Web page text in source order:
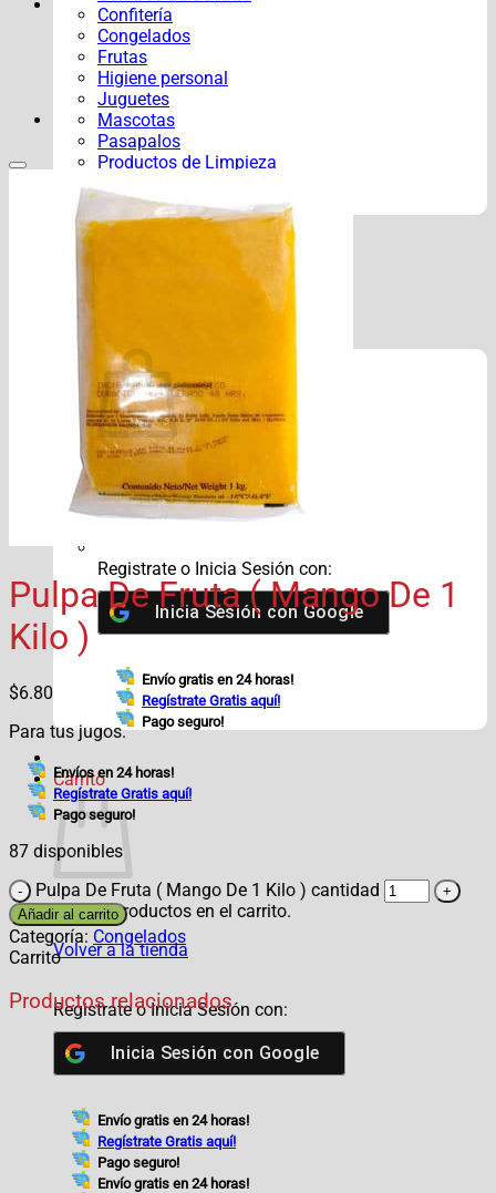
Confitería
Congelados
Frutas
Higiene personal
Juguetes
Mascotas
Pasapalos
Productos de Limpieza
Víveres
Búsqueda de productos
No hay productos en el carrito.
Volver a la tienda
Registrate o Inicia Sesión con:
Inicia Sesión con Google
Envío gratis en 24 horas!
Regístrate Gratis aquí!
Pago seguro!
Carrito
No hay productos en el carrito.
Volver a la tienda
Registrate o Inicia Sesión con:
Inicia Sesión con Google
Envío gratis en 24 horas!
Regístrate Gratis aquí!
Pago seguro!
Envío gratis en 24 horas!
Pulpa De Fruta ( Mango De 1
Kilo )
$6.80
Para tus jugos.
Envíos en 24 horas!
Regístrate Gratis aquí!
Pago seguro!
87 disponibles
Pulpa De Fruta ( Mango De 1 Kilo ) cantidad
Añadir al carrito
Categoría: Congelados
Carrito
Productos relacionados